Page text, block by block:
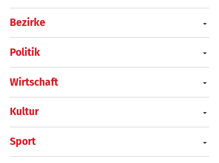
Bezirke
Politik
Wirtschaft
Kultur
Sport